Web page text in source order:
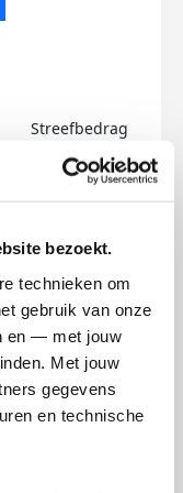
bezoekt.
technieken om
gebruik van onze
en — met jouw
Met jouw
gegevens
en technische
Streefbedrag
€500